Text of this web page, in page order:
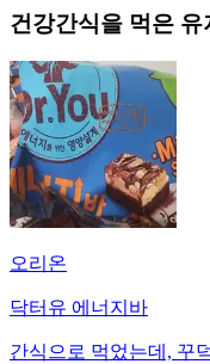
건강간식을 먹은
오리온
닥터유 에너지바
간식으로 먹었는데, 꾸